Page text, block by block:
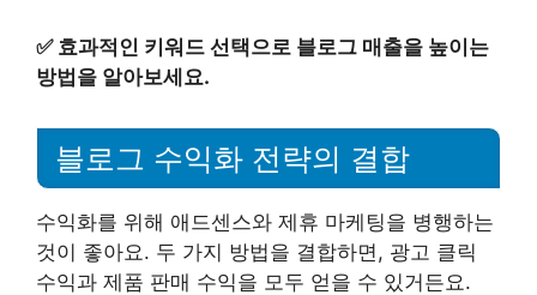
✅ 효과적인 키워드 선택으로 블로그 매출을 높이는
방법을 알아보세요.
블로그 수익화 전략의 결합
수익화를 위해 애드센스와 제휴 마케팅을 병행하는
것이 좋아요. 두 가지 방법을 결합하면, 광고 클릭
수익과 제품 판매 수익을 모두 얻을 수 있거든요.